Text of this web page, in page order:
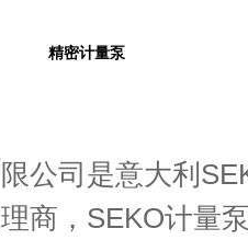
精密计量泵
公司是意大利
商，SEKO计量